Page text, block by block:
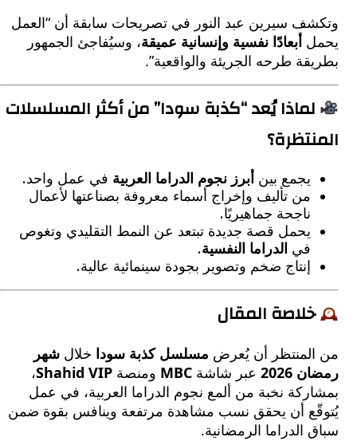
سيرين عبد النور في تصريحات سابقة أن “العمل
أبعادًا نفسية وإنسانية عميقة، وسيُفاجئ الجمهور
طرحه الجريئة والواقعية”.
يُعد “كذبة سودا” من أكثر المسلسلات
يجمع بينأبرز نجوم الدراما العربية في عمل واحد.
من تأليف وإخراج أسماء معروفة بصناعتها لأعمال
ناجحة جماهيريًا.
يحمل قصة جديدة تبتعد عن النمط التقليدي وتغوص
الدراما النفسية
إنتاج ضخم وتصوير بجودة سينمائية عالية.
المقال
أن يُعرض مسلسل كذبة سوداخلالشهر
عبر شاشة MBCومنصة Shahid VIP،
نخبة من ألمع نجوم الدراما العربية، في عمل
أن يحقق نسب مشاهدة مرتفعة وينافس بقوة ضمن
الرمضانية.